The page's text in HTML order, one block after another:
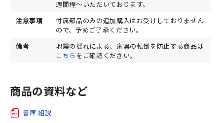
週間程～いただいております。
注意事項
付属部品のみの追加購入はお受けしておりません
ので、予めご了承ください。
備考
地震の揺れによる、家具の転倒を防止する商品は
こちら をご確認ください。
商品の資料など
書庫 組説